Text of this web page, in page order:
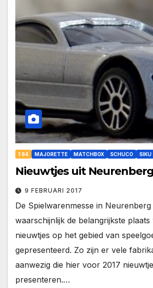
1:64 MAJORETTE MATCHBOX SCHUCO SIKU
Nieuwtjes uit Neurenberg
9 FEBRUARI 2017
De Spielwarenmesse in Neurenberg
waarschijnlijk de belangrijkste plaats
nieuwtjes op het gebied van
gepresenteerd. Zo zijn er vele
aanwezig die hier voor 2017
presenteren.…